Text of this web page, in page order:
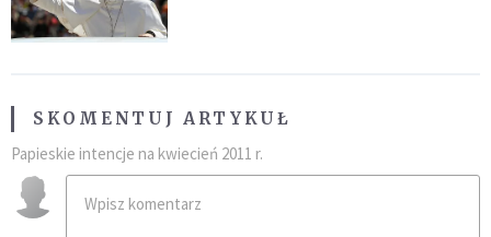
SKOMENTUJ ARTYKUŁ
Papieskie intencje na kwiecień 2011 r.